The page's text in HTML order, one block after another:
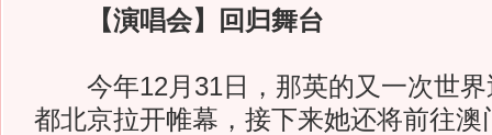
【演唱会】回归舞台
今年12月31日，那英的又一次世界
都北京拉开帷幕，接下来她还将前往澳